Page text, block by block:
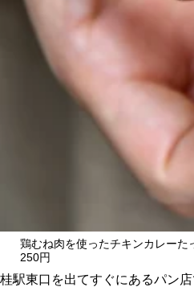
ABOUT US
Instagram
チケットプレゼン
SERIES
鶏むね肉を使ったチキンカレーた
250円
桂駅東口を出てすぐにあるパン